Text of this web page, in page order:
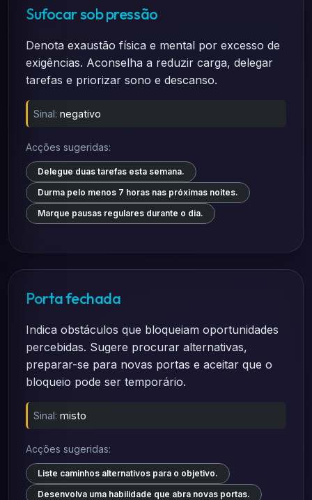
Sufocar sob pressão
Denota exaustão física e mental por excesso de
exigências. Aconselha a reduzir carga, delegar
tarefas e priorizar sono e descanso.
Sinal: negativo
Acções sugeridas:
Delegue duas tarefas esta semana.
Durma pelo menos 7 horas nas próximas noites.
Marque pausas regulares durante o dia.
Porta fechada
Indica obstáculos que bloqueiam oportunidades
percebidas. Sugere procurar alternativas,
preparar-se para novas portas e aceitar que o
bloqueio pode ser temporário.
Sinal: misto
Acções sugeridas:
Liste caminhos alternativos para o objetivo.
Desenvolva uma habilidade que abra novas portas.